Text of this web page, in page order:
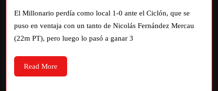
El Millonario perdía como local 1-0 ante el Ciclón, que se
puso en ventaja con un tanto de Nicolás Fernández Mercau
(22m PT), pero luego lo pasó a ganar 3
Read More